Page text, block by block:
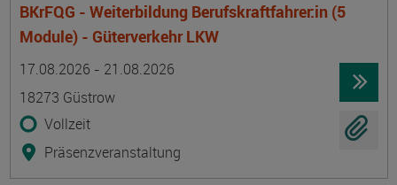
BKrFQG - Weiterbildung Berufskraftfahrer:in (5
Module) - Güterverkehr LKW
17.08.2026 - 21.08.2026
18273 Güstrow
Vollzeit
Präsenzveranstaltung